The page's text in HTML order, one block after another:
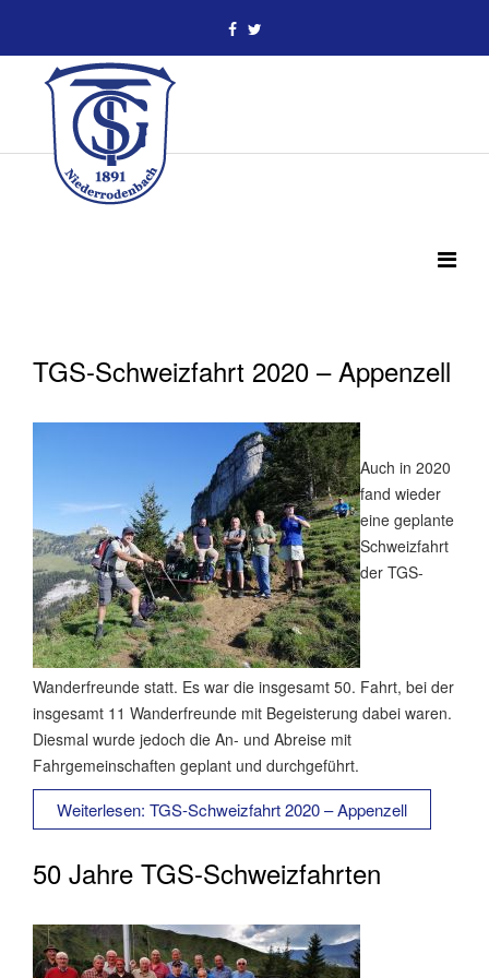
TGS-Schweizfahrt 2020 – Appenzell
Auch in 2020
fand wieder
eine geplante
Schweizfahrt
der TGS-
Wanderfreunde statt. Es war die insgesamt 50. Fahrt, bei der
insgesamt 11 Wanderfreunde mit Begeisterung dabei waren.
Diesmal wurde jedoch die An- und Abreise mit
Fahrgemeinschaften geplant und durchgeführt.
Weiterlesen: TGS-Schweizfahrt 2020 – Appenzell
50 Jahre TGS-Schweizfahrten